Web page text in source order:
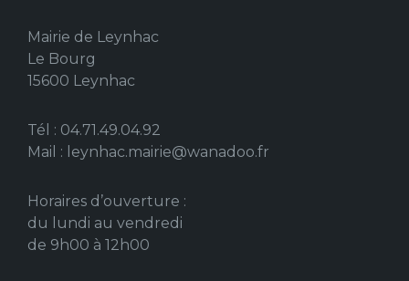
Mairie de Leynhac
Le Bourg
15600 Leynhac
Tél : 04.71.49.04.92
Mail : leynhac.mairie@wanadoo.fr
Horaires d’ouverture :
du lundi au vendredi
de 9h00 à 12h00